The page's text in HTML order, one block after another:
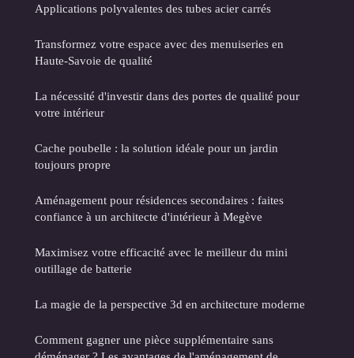
Applications polyvalentes des tubes acier carrés
Transformez votre espace avec des menuiseries en
Haute-Savoie de qualité
La nécessité d'investir dans des portes de qualité pour
votre intérieur
Cache poubelle : la solution idéale pour un jardin
toujours propre
Aménagement pour résidences secondaires : faites
confiance à un architecte d'intérieur à Megève
Maximisez votre efficacité avec le meilleur du mini
outillage de batterie
La magie de la perspective 3d en architecture moderne
Comment gagner une pièce supplémentaire sans